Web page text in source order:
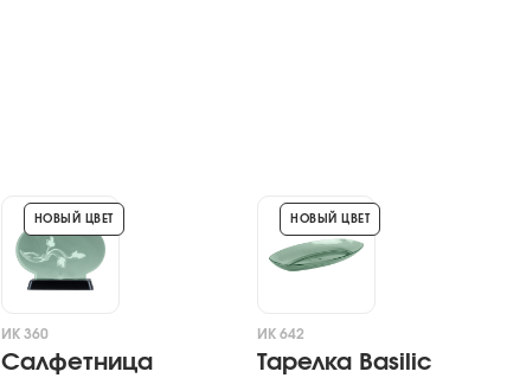
НОВЫЙ ЦВЕТ
ИК 360
Салфетница
НОВЫЙ ЦВЕТ
ИК 642
Тарелка Basilic